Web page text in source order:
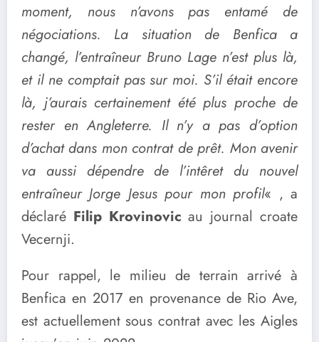
moment, nous n’avons pas entamé de
négociations. La situation de Benfica a
changé, l’entraîneur Bruno Lage n’est plus là,
et il ne comptait pas sur moi. S’il était encore
là, j’aurais certainement été plus proche de
rester en Angleterre. Il n’y a pas d’option
d’achat dans mon contrat de prêt. Mon avenir
va aussi dépendre de l’intêret du nouvel
entraîneur Jorge Jesus pour mon profil« , a
déclaré Filip Krovinovic au journal croate
Vecernji.
Pour rappel, le milieu de terrain arrivé à
Benfica en 2017 en provenance de Rio Ave,
est actuellement sous contrat avec les Aigles